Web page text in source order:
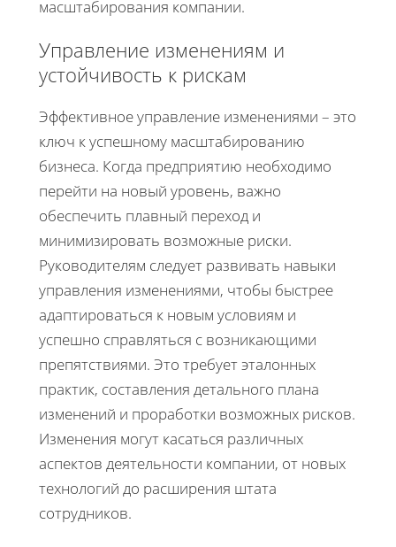
масштабирования компании.
Управление изменениям и
устойчивость к рискам
Эффективное управление изменениями – это
ключ к успешному масштабированию
бизнеса. Когда предприятию необходимо
перейти на новый уровень, важно
обеспечить плавный переход и
минимизировать возможные риски.
Руководителям следует развивать навыки
управления изменениями, чтобы быстрее
адаптироваться к новым условиям и
успешно справляться с возникающими
препятствиями. Это требует эталонных
практик, составления детального плана
изменений и проработки возможных рисков.
Изменения могут касаться различных
аспектов деятельности компании, от новых
технологий до расширения штата
сотрудников.